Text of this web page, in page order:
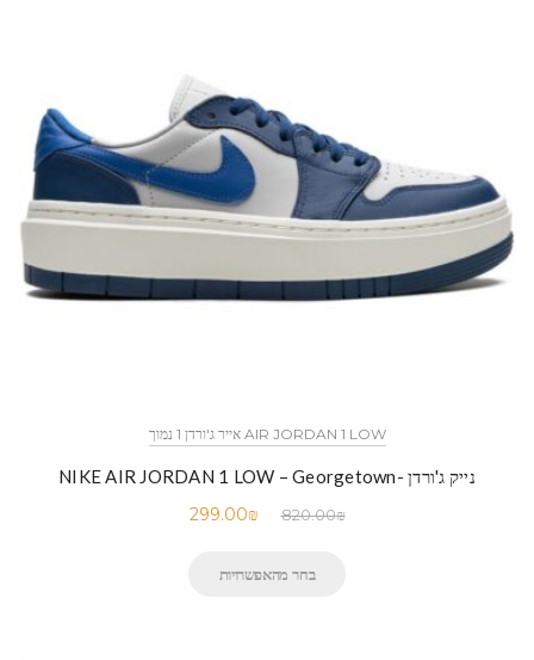
AIR JORDAN 1 LOW אייר ג'ורדן 1 נמוך
נייק ג'ורדן -NIKE AIR JORDAN 1 LOW – Georgetown
820.00₪
299.00₪
בחר מהאפשרויות